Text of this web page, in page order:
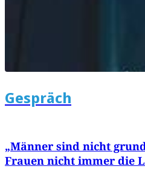
Gespräch
„Männer sind nicht
Frauen nicht immer die